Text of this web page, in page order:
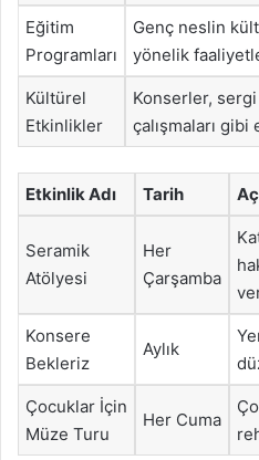
Eğitim
Programları
Genç neslin
yönelik
Kültürel
Etkinlikler
Konserler, sergi
çalışmaları
Etkinlik Adı Tarih
Seramik
Atölyesi
Her
Çarşamba
Konsere
Bekleriz
Aylık
Çocuklar İçin
Müze Turu
Her Cuma